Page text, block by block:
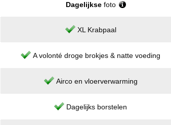
Dagelijkse foto
XL Krabpaal
A volonté droge brokjes & natte voeding
Airco en vloerverwarming
Dagelijks borstelen